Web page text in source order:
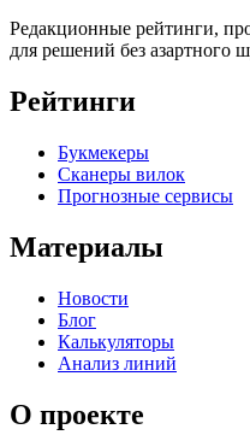
Редакционные рейтинги,
для решений без азартного
Рейтинги
Букмекеры
Сканеры вилок
Прогнозные сервисы
Материалы
Новости
Блог
Калькуляторы
Анализ линий
О проекте